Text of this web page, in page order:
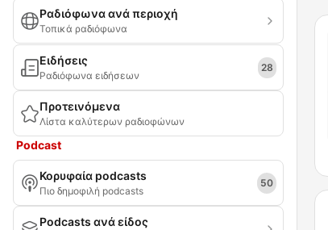
Ραδιόφωνα ανά περιοχή
Τοπικά ραδιόφωνα
Ειδήσεις
Ραδιόφωνα ειδήσεων
28
Προτεινόμενα
Λίστα καλύτερων ραδιοφώνων
Podcast
Κορυφαία podcasts
Πιο δημοφιλή podcasts
50
Podcasts ανά είδος